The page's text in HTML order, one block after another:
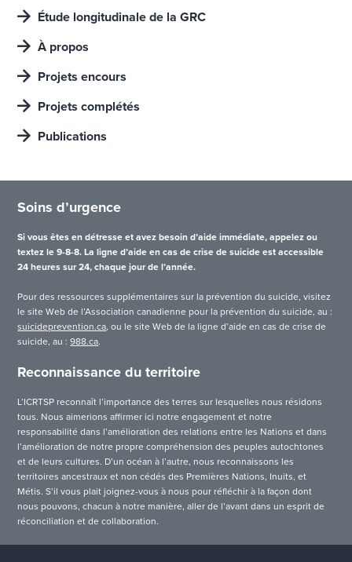
Étude longitudinale de la GRC
À propos
Projets encours
Projets complétés
Publications
Soins d’urgence
Si vous êtes en détresse et avez besoin d’aide immédiate, appelez ou
textez le 9-8-8. La ligne d’aide en cas de crise de suicide est accessible
24 heures sur 24, chaque jour de l’année.
Pour des ressources supplémentaires sur la prévention du suicide, visitez
le site Web de l’Association canadienne pour la prévention du suicide, au :
suicideprevention.ca, ou le site Web de la ligne d’aide en cas de crise de
suicide, au :988.ca.
Reconnaissance du territoire
L’ICRTSP reconnaît l’importance des terres sur lesquelles nous résidons
tous. Nous aimerions affirmer ici notre engagement et notre
responsabilité dans l’amélioration des relations entre les Nations et dans
l’amélioration de notre propre compréhension des peuples autochtones
et de leurs cultures. D’un océan à l’autre, nous reconnaissons les
territoires ancestraux et non cédés des Premières Nations, Inuits, et
Métis. S’il vous plait joignez-vous à nous pour réfléchir à la façon dont
nous pouvons, chacun à notre manière, aller de l’avant dans un esprit de
réconciliation et de collaboration.